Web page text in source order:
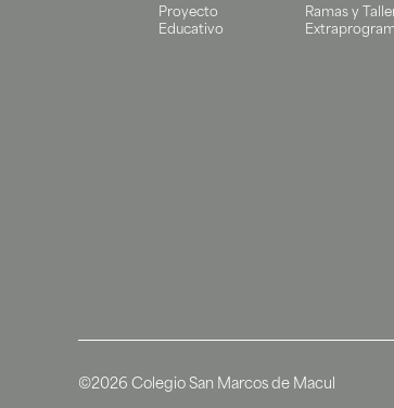
Proyecto
Educativo
Ramas y
©2026 Colegio San Marcos de Macul